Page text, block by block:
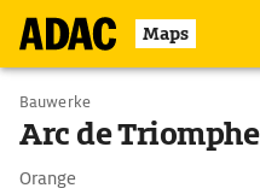
Maps
Bauwerke
Arc de Triomphe
Orange